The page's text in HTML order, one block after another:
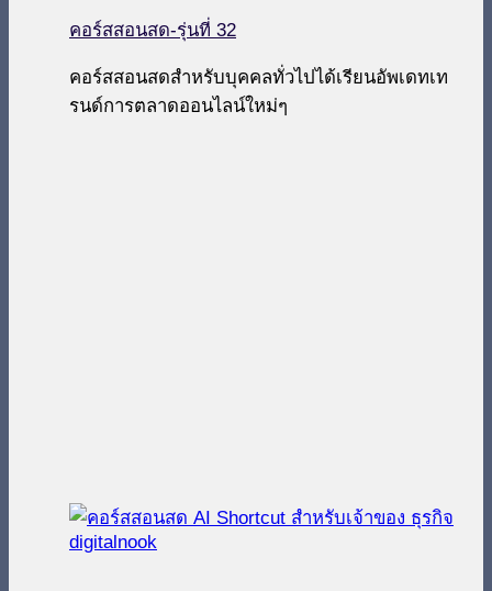
คอร์สสอนสด-รุ่นที่ 32
คอร์สสอนสดสำหรับบุคคลทั่วไปได้เรียนอัพเดทเท
รนด์การตลาดออนไลน์ใหม่ๆ